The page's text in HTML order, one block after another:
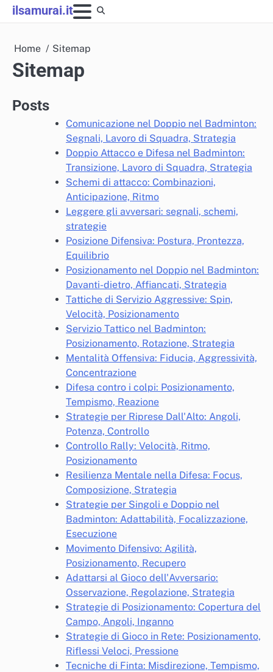
Skip
to
ilsamurai.it
Home Sitemap
Sitemap
Posts
Comunicazione nel Doppio nel Badminton:
Segnali, Lavoro di Squadra, Strategia
Doppio Attacco e Difesa nel Badminton:
Transizione, Lavoro di Squadra, Strategia
Schemi di attacco: Combinazioni,
Anticipazione, Ritmo
Leggere gli avversari: segnali, schemi,
strategie
Posizione Difensiva: Postura, Prontezza,
Equilibrio
Posizionamento nel Doppio nel Badminton:
Davanti-dietro, Affiancati, Strategia
Tattiche di Servizio Aggressive: Spin,
Velocità, Posizionamento
Servizio Tattico nel Badminton:
Posizionamento, Rotazione, Strategia
Mentalità Offensiva: Fiducia, Aggressività,
Concentrazione
Difesa contro i colpi: Posizionamento,
Tempismo, Reazione
Strategie per Riprese Dall'Alto: Angoli,
Potenza, Controllo
Controllo Rally: Velocità, Ritmo,
Posizionamento
Resilienza Mentale nella Difesa: Focus,
Composizione, Strategia
Strategie per Singoli e Doppio nel
Badminton: Adattabilità, Focalizzazione,
Esecuzione
Movimento Difensivo: Agilità,
Posizionamento, Recupero
Adattarsi al Gioco dell'Avversario:
Osservazione, Regolazione, Strategia
Strategie di Posizionamento: Copertura del
Campo, Angoli, Inganno
Strategie di Gioco in Rete: Posizionamento,
Riflessi Veloci, Pressione
Tecniche di Finta: Misdirezione, Tempismo,